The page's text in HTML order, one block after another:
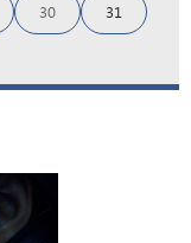
30 31